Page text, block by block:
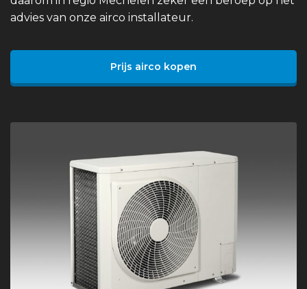
advies van onze airco installateur.
Prijs airco kopen